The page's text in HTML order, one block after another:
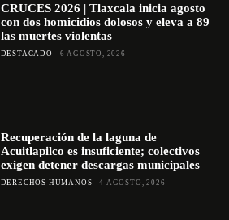
CRUCES 2026 | Tlaxcala inicia agosto
con dos homicidios dolosos y eleva a 89
las muertes violentas
DESTACADO 6 AGOSTO, 2026
Recuperación de la laguna de
Acuitlapilco es insuficiente; colectivos
exigen detener descargas municipales
DERECHOS HUMANOS 4 AGOSTO, 2026